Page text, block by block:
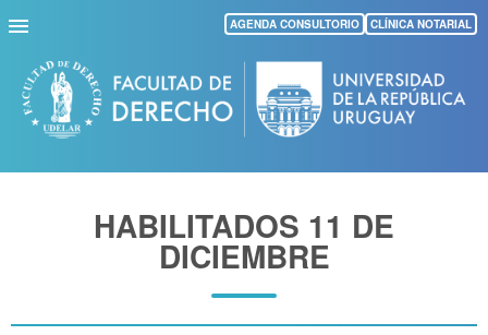
Pasar
al
contenido
principal
AGENDA CONSULTORIO CLÍNICA NOTARIAL
HABILITADOS 11 DE
DICIEMBRE